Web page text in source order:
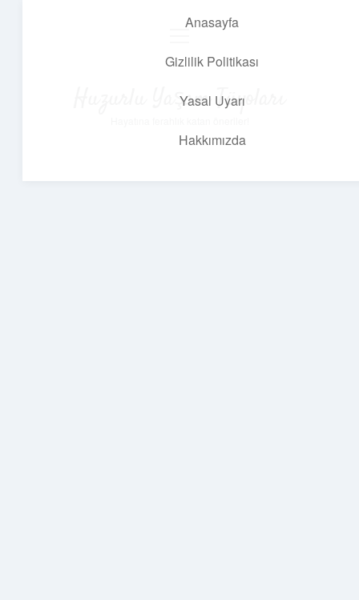
Anasayfa
Gizlilik Politikası
Yasal Uyarı
Hakkımızda
Huzurlu Yaşam Tüyoları